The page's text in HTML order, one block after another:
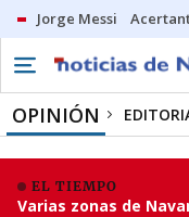
Jorge Messi
OPINIÓN
EL TIEMPO
Varias zonas de